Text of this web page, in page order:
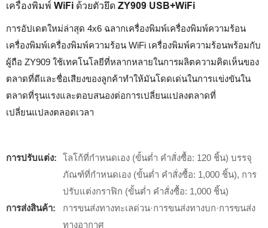
เครื่องพิมพ์ WiFi ด้วยตัวยึด ZY909 USB+WiFi
การอัปเดตใหม่ล่าสุด 4x6 ฉลากเครื่องพิมพ์เครื่องพิมพ์ความร้อน
เครื่องพิมพ์เครื่องพิมพ์ความร้อน WiFi เครื่องพิมพ์ความร้อนพร้อมกับ
ผู้ถือ ZY909 ใช้เทคโนโลยีที่หลากหลายในการผลิตความคิดเห็นของ
ตลาดที่ดีและชื่อเสียงของลูกค้าทำให้มันโดดเด่นในการแข่งขันใน
ตลาดที่รุนแรงและตอบสนองต่อการเปลี่ยนแปลงตลาดที่
เปลี่ยนแปลงตลอดเวลา
การปรับแต่ง:
โลโก้ที่กำหนดเอง (ขั้นต่ำ คำสั่งซื้อ: 120 ชิ้น) บรรจุ
ภัณฑ์ที่กำหนดเอง (ขั้นต่ำ คำสั่งซื้อ: 1,000 ชิ้น), การ
ปรับแต่งกราฟิก (ขั้นต่ำ คำสั่งซื้อ: 1,000 ชิ้น)
การส่งสินค้า:
การขนส่งทางทะเลด่วน·การขนส่งทางบก·การขนส่ง
ทางอากาศ